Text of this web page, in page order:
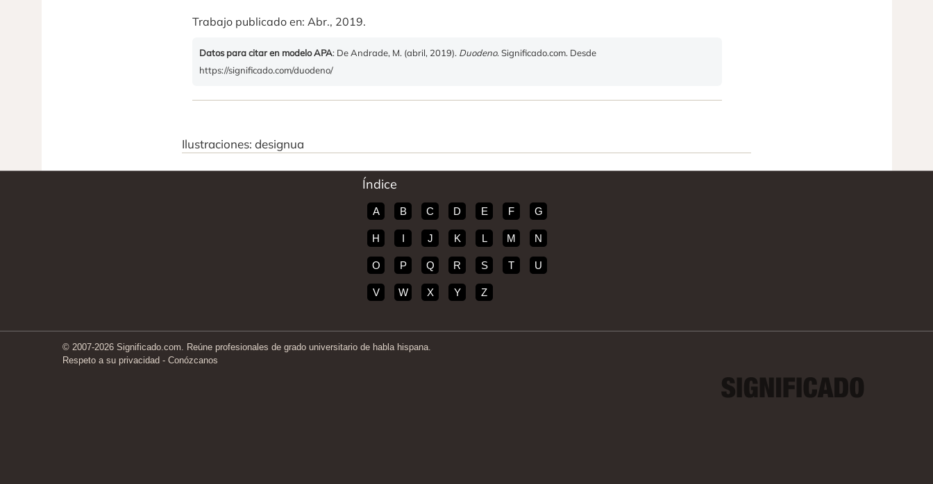
Trabajo publicado en: Abr., 2019.
Datos para citar en modelo APA: De Andrade, M. (abril, 2019). Duodeno. Significado.com. Desde
https://significado.com/duodeno/
Ilustraciones: designua
Índice
A B C D E F G
H I J K L M N
O P Q R S T U
V W X Y Z
© 2007-2026 Significado.com. Reúne profesionales de grado universitario de habla hispana.
Respeto a su privacidad - Conózcanos